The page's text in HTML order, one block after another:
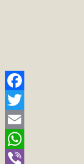
Facebook
Twitter
Email
WhatsApp